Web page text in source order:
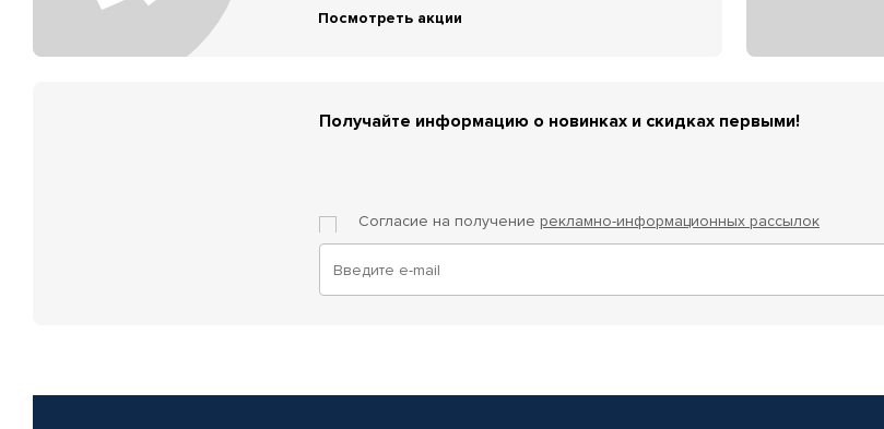
Посмотреть акции
Получайте информацию о новинках и скидках первыми!
Согласие на получение рекламно-информационных рассылок